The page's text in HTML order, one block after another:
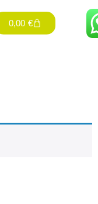
0,00 €